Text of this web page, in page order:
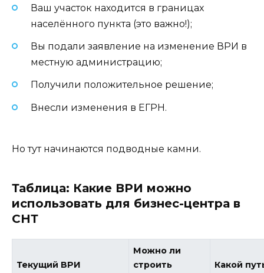
Ваш участок находится в границах
населённого пункта (это важно!);
Вы подали заявление на изменение ВРИ в
местную администрацию;
Получили положительное решение;
Внесли изменения в ЕГРН.
Но тут начинаются подводные камни.
Таблица: Какие ВРИ можно
использовать для бизнес-центра в
СНТ
Текущий ВРИ
Можно ли
строить
Какой